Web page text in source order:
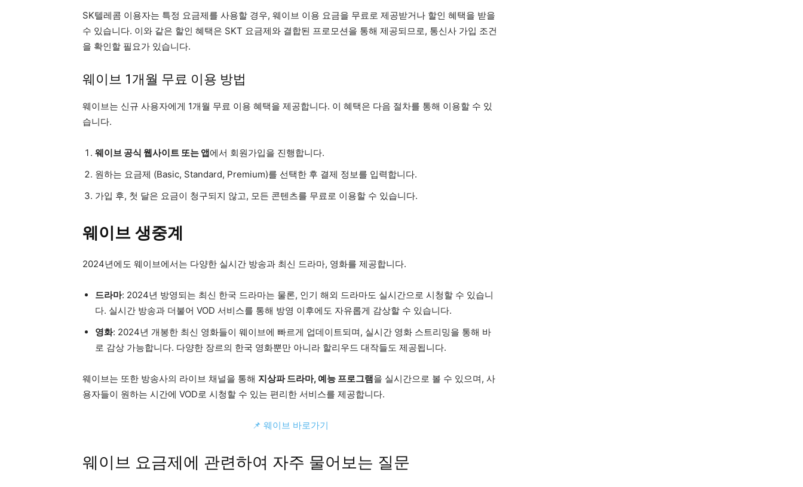
SK텔레콤 이용자는 특정 요금제를 사용할 경우, 웨이브 이용 요금을 무료로 제공받거나 할인 혜택을 받을
수 있습니다. 이와 같은 할인 혜택은 SKT 요금제와 결합된 프로모션을 통해 제공되므로, 통신사 가입 조건
을 확인할 필요가 있습니다.
웨이브 1개월 무료 이용 방법
웨이브는 신규 사용자에게 1개월 무료 이용 혜택을 제공합니다. 이 혜택은 다음 절차를 통해 이용할 수 있
습니다.
웨이브 공식 웹사이트 또는 앱에서 회원가입을 진행합니다.
원하는 요금제 (Basic, Standard, Premium)를 선택한 후 결제 정보를 입력합니다.
가입 후, 첫 달은 요금이 청구되지 않고, 모든 콘텐츠를 무료로 이용할 수 있습니다.
웨이브 생중계
2024년에도 웨이브에서는 다양한 실시간 방송과 최신 드라마, 영화를 제공합니다.
드라마: 2024년 방영되는 최신 한국 드라마는 물론, 인기 해외 드라마도 실시간으로 시청할 수 있습니
다. 실시간 방송과 더불어 VOD 서비스를 통해 방영 이후에도 자유롭게 감상할 수 있습니다.
영화: 2024년 개봉한 최신 영화들이 웨이브에 빠르게 업데이트되며, 실시간 영화 스트리밍을 통해 바
로 감상 가능합니다. 다양한 장르의 한국 영화뿐만 아니라 할리우드 대작들도 제공됩니다.
웨이브는 또한 방송사의 라이브 채널을 통해 지상파 드라마, 예능 프로그램을 실시간으로 볼 수 있으며, 사
용자들이 원하는 시간에 VOD로 시청할 수 있는 편리한 서비스를 제공합니다.
📌 웨이브 바로가기
웨이브 요금제에 관련하여 자주 물어보는 질문